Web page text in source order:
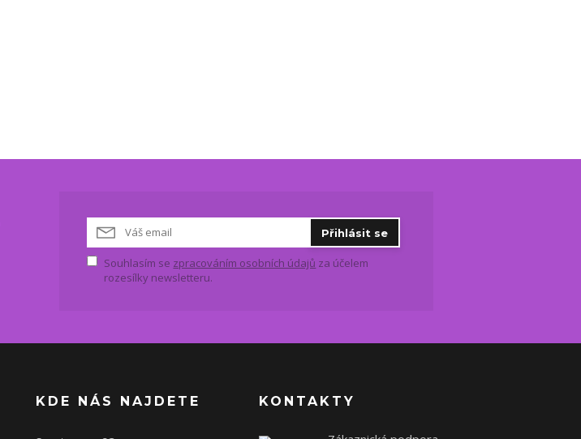
Přihlásit se
Souhlasím se zpracováním osobních údajů za účelem
rozesílky newsletteru.
KDE NÁS NAJDETE KONTAKTY